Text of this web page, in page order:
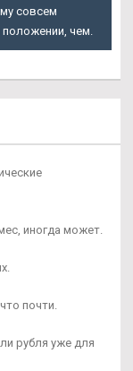
совсем
положении, чем.
иногда может.
почти.
рубля уже для